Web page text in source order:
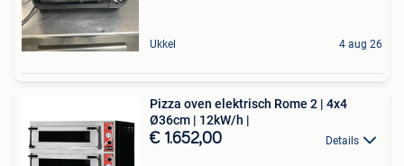
Ukkel 4 aug 26
Pizza oven elektrisch Rome 2 | 4x4
Ø36cm | 12kW/h |
€ 1.652,00 Details